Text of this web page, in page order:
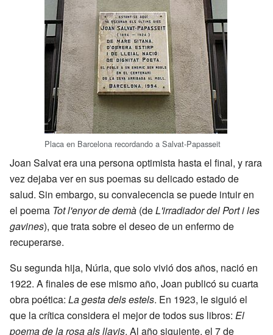
Placa en Barcelona recordando a Salvat-Papasseit
Joan Salvat era una persona optimista hasta el final, y rara
vez dejaba ver en sus poemas su delicado estado de
salud. Sin embargo, su convalecencia se puede intuir en
el poema Tot l'enyor de demà (deL'irradiador del Port i les
gavines), que trata sobre el deseo de un enfermo de
recuperarse.
Su segunda hija, Núria, que solo vivió dos años, nació en
1922. A finales de ese mismo año, Joan publicó su cuarta
obra poética: La gesta dels estels. En 1923, le siguió el
que la crítica considera el mejor de todos sus libros: El
poema de la rosa als llavis. Al año siguiente, el 7 de